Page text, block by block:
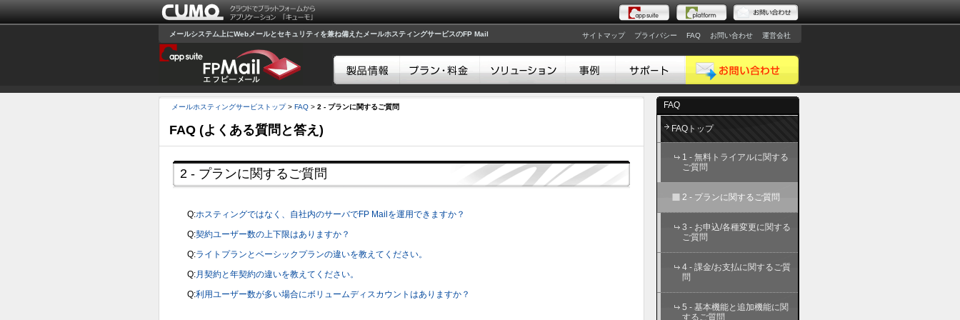
メールシステム上にWebメールとセキュリティを兼ね備えたメールホスティングサービスのFP Mail サイトマップ プライバシー FAQ お問い合わせ 運営会社
メールホスティングサービストップ> FAQ > 2 - プランに関するご質問
FAQ (よくある質問と答え)
2 - プランに関するご質問
Q:ホスティングではなく、自社内のサーバでFP Mailを運用できますか？
Q:契約ユーザー数の上下限はありますか？
Q:ライトプランとベーシックプランの違いを教えてください。
Q:月契約と年契約の違いを教えてください。
Q:利用ユーザー数が多い場合にボリュームディスカウントはありますか？
FAQ
FAQトップ
1 - 無料トライアルに関する
ご質問
2 - プランに関するご質問
3 - お申込/各種変更に関する
ご質問
4 - 課金/お支払に関するご質
問
5 - 基本機能と追加機能に関
するご質問